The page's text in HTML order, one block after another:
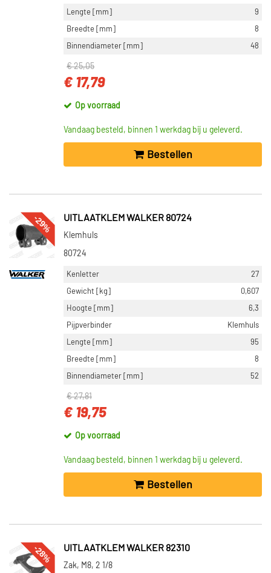
Lengte [mm]
9
Breedte [mm]
8
Binnendiameter [mm]
48
€ 25,05
€ 17,79
Op voorraad
Vandaag besteld, binnen 1 werkdag bij u geleverd.
Bestellen
-29% UITLAATKLEM WALKER 80724
Klemhuls
80724
Kenletter
27
Gewicht [kg]
0,607
Hoogte [mm]
6,3
Pijpverbinder
Klemhuls
Lengte [mm]
95
Breedte [mm]
8
Binnendiameter [mm]
52
€ 27,81
€ 19,75
Op voorraad
Vandaag besteld, binnen 1 werkdag bij u geleverd.
Bestellen
-28% UITLAATKLEM WALKER 82310
Zak, M8, 2 1/8